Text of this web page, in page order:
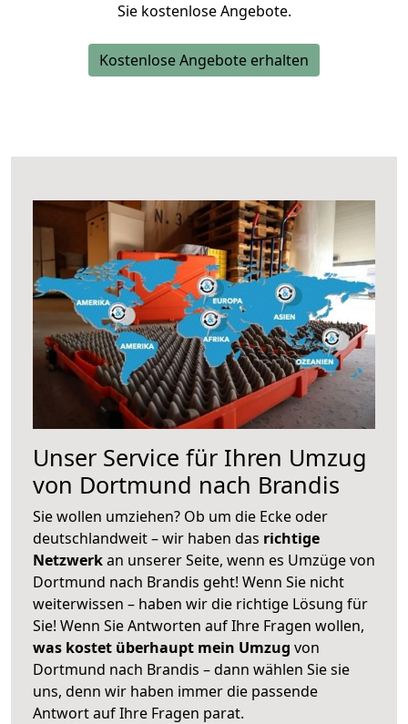
Sie kostenlose Angebote.
Kostenlose Angebote erhalten
Unser Service für Ihren Umzug
von Dortmund nach Brandis
Sie wollen umziehen? Ob um die Ecke oder
deutschlandweit – wir haben das richtige
Netzwerkan unserer Seite, wenn es Umzüge von
Dortmund nach Brandis geht! Wenn Sie nicht
weiterwissen – haben wir die richtige Lösung für
Sie! Wenn Sie Antworten auf Ihre Fragen wollen,
was kostet überhaupt mein Umzug von
Dortmund nach Brandis – dann wählen Sie sie
uns, denn wir haben immer die passende
Antwort auf Ihre Fragen parat.